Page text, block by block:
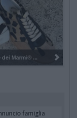
del Rugareto a ...
famiglia